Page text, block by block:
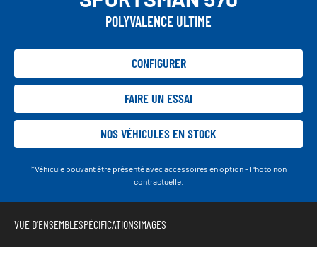
POLYVALENCE ULTIME
CONFIGURER
FAIRE UN ESSAI
NOS VÉHICULES EN STOCK
*Véhicule pouvant être présenté avec accessoires en option - Photo non
contractuelle.
VUE D'ENSEMBLESPÉCIFICATIONSIMAGES